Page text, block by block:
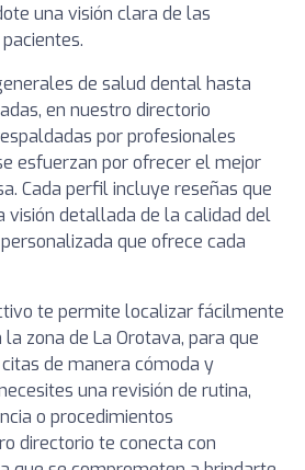
una visión clara de las
de salud dental hasta
en nuestro directorio
por profesionales
esfuerzan por ofrecer el mejor
Cada perfil incluye reseñas que
visión detallada de la calidad del
que ofrece cada
te permite localizar fácilmente
zona de La Orotava, para que
de manera cómoda y
una revisión de rutina,
o procedimientos
directorio te conecta con